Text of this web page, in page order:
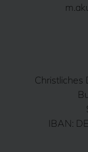
Christliches
IBAN: